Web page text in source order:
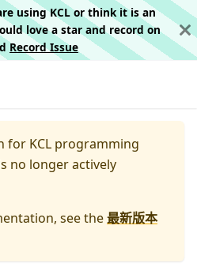
using KCL or think it is an
love a star and record on
Record Issue
for KCL programming
no longer actively
see the最新版本